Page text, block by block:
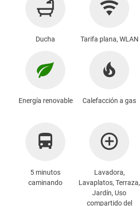
Ducha Tarifa plana, WLAN
Energía renovable Calefacción a gas
5 minutos
caminando
Lavadora,
Lavaplatos, Terraza,
Jardín, Uso
compartido del